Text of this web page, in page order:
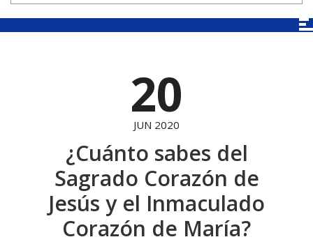
20
JUN 2020
¿Cuánto sabes del
Sagrado Corazón de
Jesús y el Inmaculado
Corazón de María?